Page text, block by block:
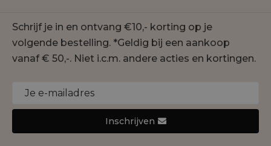
Onze winkels
Duurzaamheid
Cookie statement
Geisha
Gustav
Jansen Amsterdam
Monari
Nukus
Rino&Pelle
Schrijf je in en ontvang €10,- korting op je
volgende bestelling. *Geldig bij een aankoop
vanaf € 50,-. Niet i.c.m. andere acties en kortingen.
Inschrijven